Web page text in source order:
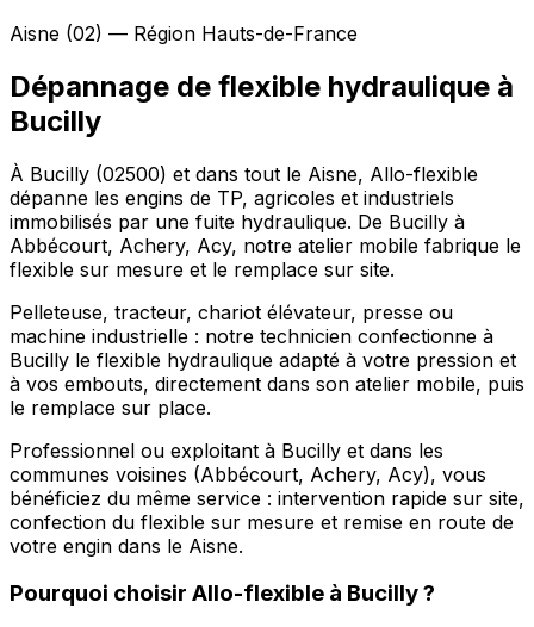
Aisne (02) — Région Hauts-de-France
Dépannage de flexible hydraulique à
Bucilly
À Bucilly (02500) et dans tout le Aisne, Allo-flexible
dépanne les engins de TP, agricoles et industriels
immobilisés par une fuite hydraulique. De Bucilly à
Abbécourt, Achery, Acy, notre atelier mobile fabrique le
flexible sur mesure et le remplace sur site.
Pelleteuse, tracteur, chariot élévateur, presse ou
machine industrielle : notre technicien confectionne à
Bucilly le flexible hydraulique adapté à votre pression et
à vos embouts, directement dans son atelier mobile, puis
le remplace sur place.
Professionnel ou exploitant à Bucilly et dans les
communes voisines (Abbécourt, Achery, Acy), vous
bénéficiez du même service : intervention rapide sur site,
confection du flexible sur mesure et remise en route de
votre engin dans le Aisne.
Pourquoi choisir Allo-flexible à Bucilly?